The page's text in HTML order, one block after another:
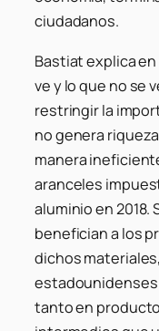
ciudadanos.
Bastiat explica
ve y lo que no se
restringir la
no genera
manera
aranceles
aluminio en 2018.
benefician a los
dichos
estadounidenses
tanto en